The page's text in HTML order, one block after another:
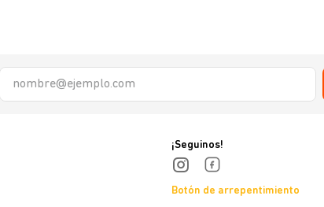
¡Seguinos!
Botón de arrepentimiento